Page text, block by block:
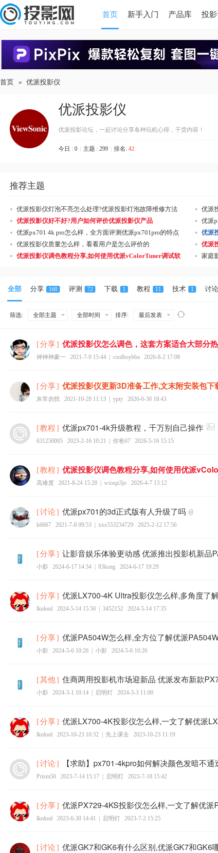
首页 新手入门 产品库 投
首页 » 优派投影仪
优派投影仪
优派投影论坛，一起讨论分享各种玩机心得，干货内容！
今日 : 0 主题 : 299 排名: 42
推荐主题
• 优派投影仪灯泡不亮怎么处理?优派投影灯泡故障维修方法 • 优派
• 优派投影仪好不好?用户如何评价优派投影仪产品 • 优派
• 优派px701 4k pro怎么样，全方面评测优派px701pro的特点 • 优派
• 优派投影仪质量怎么样，看看用户是怎么评价的 • 优派
• 优派投影仪调色教程分享,如何使用优派vColorTuner调试软
• 家庭
全部 分享 160 评测 72 下载 1 教程 11 技术 1 讨论
筛选: 全部主题 全部时间 排序: 最后发表
[分享] 优派投影仪怎么调色，这套方案适合大部分
神神神豪一 2021-7-9 15:44 coolboybba 2026-8-2 17:08
[分享] 优派投影仪更新3D准备工作,文末附安装包下
灰常勿扰 2021-10-28 11:13 ypty 2026-6-30 18:43
[教程] 优派px701-4k升级教程，千万别自己操作
631250005 2023-2-16 10:21 你爸67 2026-5-16 15:15
[教程] 优派投影仪调色教程分享,如何使用优派
高难度 2021-8-24 15:28 wxsqz3jo 2026-4-7 13:12
[讨论] 优派px701的3d正式版有人升级了吗
k6667 2021-7-8 09:53 xxx553234729 2025-2-12 17:56
[分享] 让影音娱乐体验更动感 优派推出投影机新品
小影 2024-6-17 14:34 83ksng 2024-6-17 19:29
[分享] 优派LX700-4K Ultra投影仪怎么样,多角度了
lknlonl 2024-5-14 15:50 3452152 2024-5-14 17:35
[分享] 优派PA504W怎么样,全方位了解优派
小影 2024-5-6 10:26 小影 2024-5-6 10:26
[其他] 住商两用投影机市场迎新品 优派发布新款
小影 2024-3-1 10:14 启明灯 2024-3-3 11:00
[分享] 优派LX700-4K投影仪怎么样,一文了解优派
lknlonl 2023-10-23 10:32 先上课去 2023-10-23 11:19
[讨论] 【求助】px701-4kpro如何解决颜色发暗不
Prism50 2023-7-14 15:17 启明灯 2023-7-18 15:42
[分享] 优派PX729-4KS投影仪怎么样,一文了解优派
lknlonl 2023-6-30 14:41 启明灯 2023-7-2 15:25
[讨论] 优派GK7和GK6有什么区别,优派GK7和GK6